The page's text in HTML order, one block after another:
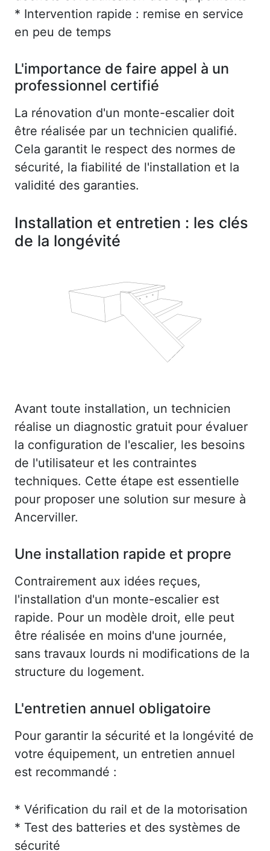
* Intervention rapide : remise en service
en peu de temps
L'importance de faire appel à un
professionnel certifié
La rénovation d'un monte-escalier doit
être réalisée par un technicien qualifié.
Cela garantit le respect des normes de
sécurité, la fiabilité de l'installation et la
validité des garanties.
Installation et entretien : les clés
de la longévité
Avant toute installation, un technicien
réalise un diagnostic gratuit pour évaluer
la configuration de l'escalier, les besoins
de l'utilisateur et les contraintes
techniques. Cette étape est essentielle
pour proposer une solution sur mesure à
Ancerviller.
Une installation rapide et propre
Contrairement aux idées reçues,
l'installation d'un monte-escalier est
rapide. Pour un modèle droit, elle peut
être réalisée en moins d'une journée,
sans travaux lourds ni modifications de la
structure du logement.
L'entretien annuel obligatoire
Pour garantir la sécurité et la longévité de
votre équipement, un entretien annuel
est recommandé :
* Vérification du rail et de la motorisation
* Test des batteries et des systèmes de
sécurité